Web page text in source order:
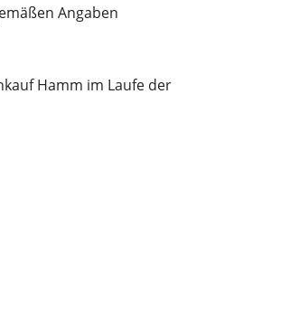
Angaben
Hamm im Laufe der